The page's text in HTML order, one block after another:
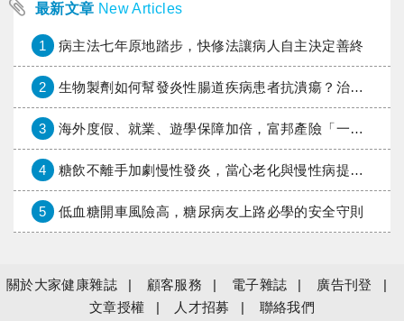
最新文章 New Articles
1 病主法七年原地踏步，快修法讓病人自主決定善終
2 生物製劑如何幫發炎性腸道疾病患者抗潰瘍？治療進展與健保給付困境一次看
3 海外度假、就業、遊學保障加倍，富邦產險「一期逐夢」專案加碼遠距醫療與緊急救援
4 糖飲不離手加劇慢性發炎，當心老化與慢性病提早報到
5 低血糖開車風險高，糖尿病友上路必學的安全守則
關於大家健康雜誌 顧客服務 電子雜誌
廣告刊登
文章授權
人才招募 聯絡我們